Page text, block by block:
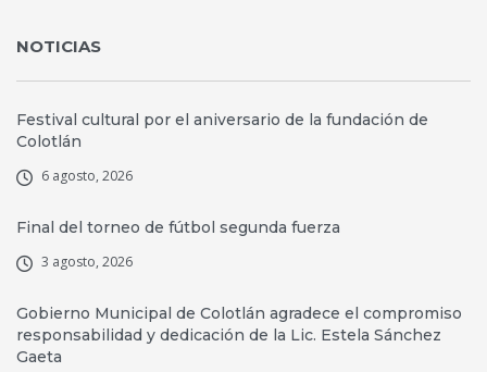
NOTICIAS
Festival cultural por el aniversario de la fundación de
Colotlán
6 agosto, 2026
Final del torneo de fútbol segunda fuerza
3 agosto, 2026
Gobierno Municipal de Colotlán agradece el compromiso
responsabilidad y dedicación de la Lic. Estela Sánchez
Gaeta